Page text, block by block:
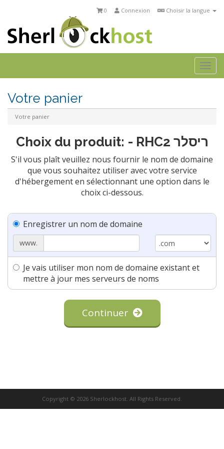
Choisir la langue
Connexion
0
Votre panier
Votre panier
Choix du produit: - RHC2 ריסלר
S'il vous plaît veuillez nous fournir le nom de domaine
que vous souhaitez utiliser avec votre service
d'hébergement en sélectionnant une option dans le
choix ci-dessous.
Enregistrer un nom de domaine
www.
Je vais utiliser mon nom de domaine existant et
mettre à jour mes serveurs de noms
Continuer
Copyright © 2026 Sherlockhost. All Rights Reserved.